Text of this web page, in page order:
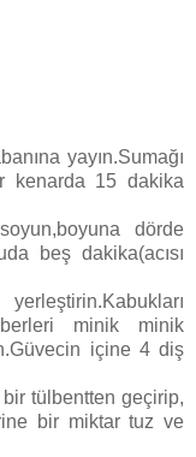
yayın.Sumağı
kenarda 15 dakika
dörde
beş dakika(acısı
minik minik
içine 4 diş
tülbentten geçirip,
bir miktar tuz ve